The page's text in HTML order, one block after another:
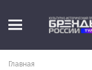
Главная